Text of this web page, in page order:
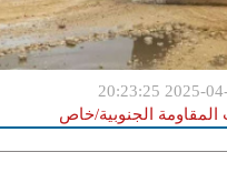
الجنوبية/خاص